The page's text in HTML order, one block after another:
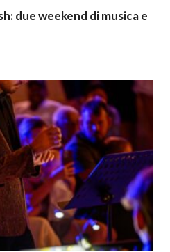
due weekend di musica e